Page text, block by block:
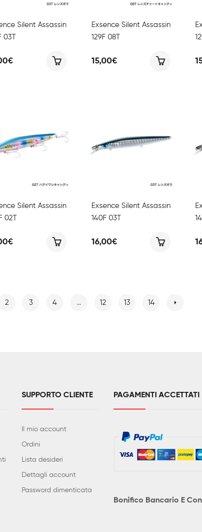
Silent Assassin
03T
€
Exsence Silent Assassin
129F 08T
15,00€
Silent Assassin
02T
€
Exsence Silent Assassin
140F 03T
16,00€
2 3 4 … 12 13 14
SUPPORTO CLIENTE
Il mio account
Ordini
Lista desideri
Dettagli account
Password dimenticata
PAGAMENTI ACCETTATI
Bonifico Bancario E